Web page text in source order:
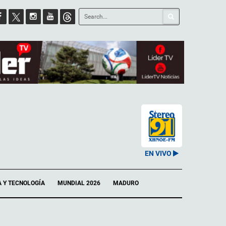
EN VIVO
Y TECNOLOGÍA MUNDIAL 2026 MADURO